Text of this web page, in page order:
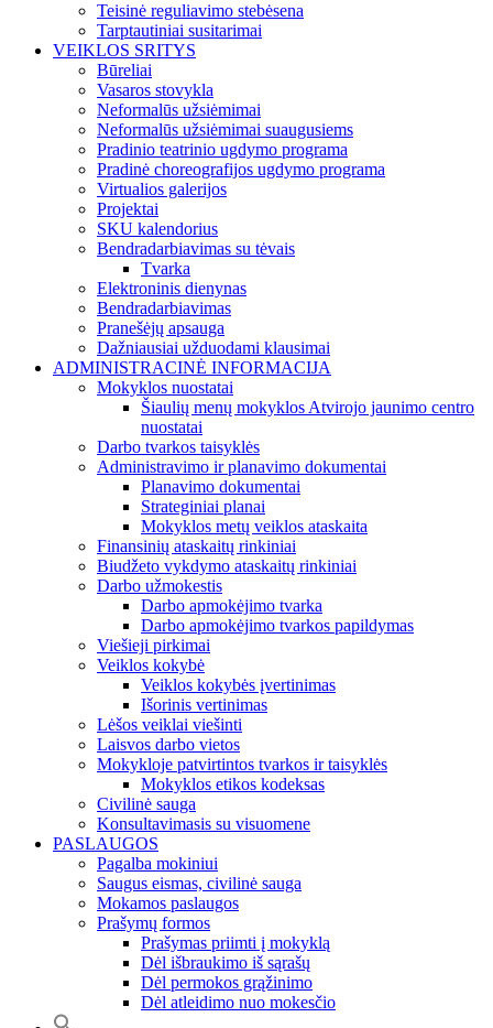
Teisinė reguliavimo stebėsena
Tarptautiniai susitarimai
VEIKLOS SRITYS
Būreliai
Vasaros stovykla
Neformalūs užsiėmimai
Neformalūs užsiėmimai suaugusiems
Pradinio teatrinio ugdymo programa
Pradinė choreografijos ugdymo programa
Virtualios galerijos
Projektai
SKU kalendorius
Bendradarbiavimas su tėvais
Tvarka
Elektroninis dienynas
Bendradarbiavimas
Pranešėjų apsauga
Dažniausiai užduodami klausimai
ADMINISTRACINĖ INFORMACIJA
Mokyklos nuostatai
Šiaulių menų mokyklos Atvirojo jaunimo centro
nuostatai
Darbo tvarkos taisyklės
Administravimo ir planavimo dokumentai
Planavimo dokumentai
Strateginiai planai
Mokyklos metų veiklos ataskaita
Finansinių ataskaitų rinkiniai
Biudžeto vykdymo ataskaitų rinkiniai
Darbo užmokestis
Darbo apmokėjimo tvarka
Darbo apmokėjimo tvarkos papildymas
Viešieji pirkimai
Veiklos kokybė
Veiklos kokybės įvertinimas
Išorinis vertinimas
Lėšos veiklai viešinti
Laisvos darbo vietos
Mokykloje patvirtintos tvarkos ir taisyklės
Mokyklos etikos kodeksas
Civilinė sauga
Konsultavimasis su visuomene
PASLAUGOS
Pagalba mokiniui
Saugus eismas, civilinė sauga
Mokamos paslaugos
Prašymų formos
Prašymas priimti į mokyklą
Dėl išbraukimo iš sąrašų
Dėl permokos grąžinimo
Dėl atleidimo nuo mokesčio